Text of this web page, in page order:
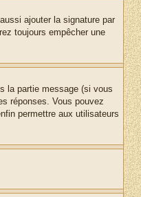
ajouter la signature par
toujours empêcher une
la partie message (si vous
réponses. Vous pouvez
permettre aux utilisateurs